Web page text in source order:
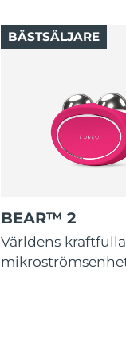
BEAR™ 2
Världens
BÄSTSÄLJARE